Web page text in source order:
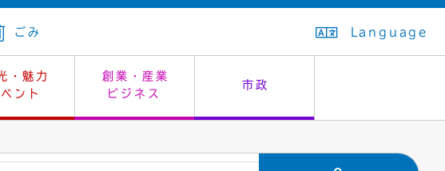
ごみ Language
・魅力
ント
創業・産業
ビジネス
市政
生活排水
教育委員会
救急・夜間診療
ーツ 施設予約（まつぼっくり）
指定管理者制度
議会